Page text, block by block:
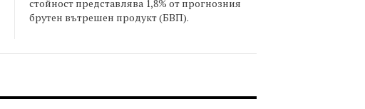
стойност представлява 1,8% от прогнозния
брутен вътрешен продукт (БВП).